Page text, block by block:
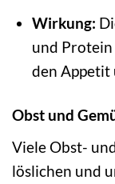
Wirkung:
und
den Appetit
Obst und
Viele Obst-
löslichen und